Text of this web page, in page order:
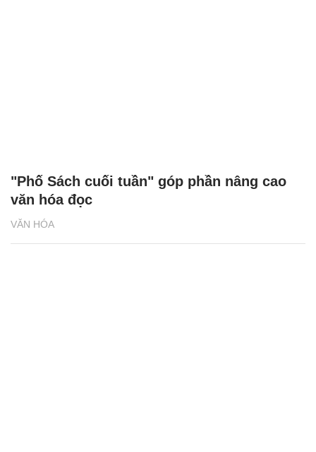
VĂN HÓA
"Phố Sách cuối tuần" góp phần nâng cao
văn hóa đọc